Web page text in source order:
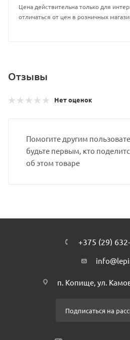
Цена действительна только для
отличаться от цен в розничных
Отзывы
Нет оценок
Помогите другим
будьте первым, кто
об этом товаре
+375 (29)
п. Копище, ул.
Подписаться на